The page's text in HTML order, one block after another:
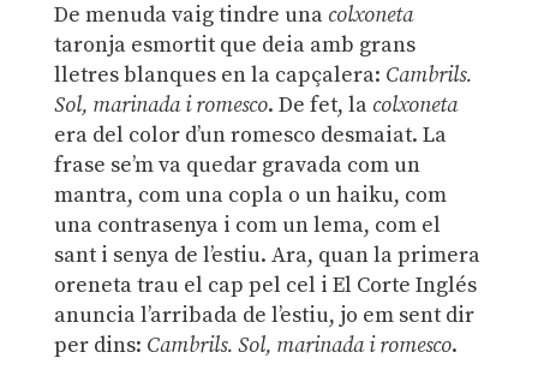
De menuda vaig tindre una colxoneta
taronja esmortit que deia amb grans
lletres blanques en la capçalera: Cambrils.
Sol, marinada i romesco. De fet, la colxoneta
era del color d’un romesco desmaiat. La
frase se’m va quedar gravada com un
mantra, com una copla o un haiku, com
una contrasenya i com un lema, com el
sant i senya de l’estiu. Ara, quan la primera
oreneta trau el cap pel cel i El Corte Inglés
anuncia l’arribada de l’estiu, jo em sent dir
per dins: Cambrils. Sol, marinada i romesco.